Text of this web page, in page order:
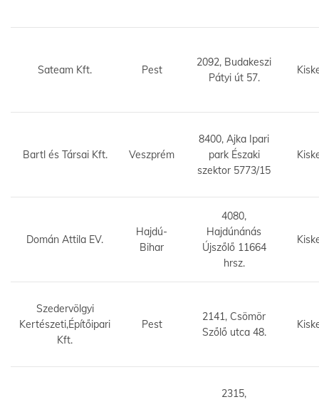
Sateam Kft. Pest
2092, Budakeszi
Pátyi út 57.
Bartl és Társai Kft. Veszprém
8400, Ajka Ipari
park Északi
szektor 5773/15
Domán Attila EV.
Hajdú-
Bihar
4080,
Hajdúnánás
Újszőlő 11664
hrsz.
Szedervölgyi
Kertészeti,Építőipari
Kft.
Pest
2141, Csömör
Szőlő utca 48.
2315,